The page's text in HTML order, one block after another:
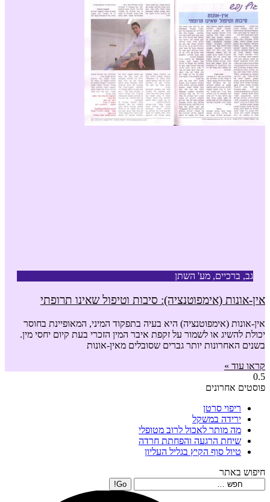
גב, ברכיים, מע' השתן
אין-אונות (אימפוטנציה): סיבות וטיפול שאינו תרופתי
אין-אונות (אימפוטנציה) היא בעיה בתפקוד המיני, המאופיינת בחוסר
יכולת להשיג או לשמור על זקפת איבר המין הזכרי בעת קיום יחסי מין.
בשנים האחרונות יותר גברים שסובלים מאין-אונות
קראו עוד »
פוסטים אחרונים
ריפוי סרטן
ירידה במשקל
מה מותר לאכול לרוב מטופלי
שיחת הרגעה והפחתת חרדה
טיול סוף הקיץ בגליל העליון
חיפוש באתר
Search: